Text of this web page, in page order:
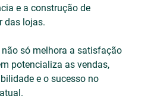
e a construção de
das lojas.
só melhora a satisfação
potencializa as vendas,
e o sucesso no